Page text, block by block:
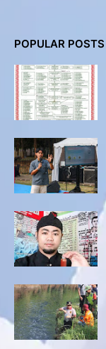
POPULAR POSTS